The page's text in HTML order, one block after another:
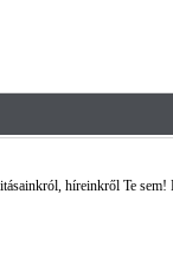
híreinkről Te sem!